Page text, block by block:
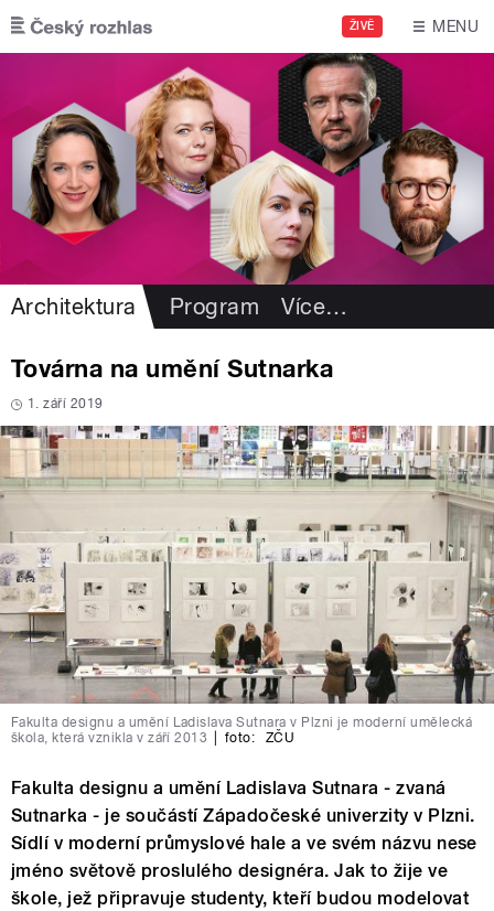
Přejít k hlavnímu obsahu
ŽIVĚ MENU
Architektura Program Více…
Továrna na umění Sutnarka
1. září 2019
Fakulta designu a umění Ladislava Sutnara v Plzni je moderní umělecká
škola, která vznikla v září 2013
foto: ZČU
Fakulta designu a umění Ladislava Sutnara - zvaná
Sutnarka - je součástí Západočeské univerzity v Plzni.
Sídlí v moderní průmyslové hale a ve svém názvu nese
jméno světově proslulého designéra. Jak to žije ve
škole, jež připravuje studenty, kteří budou modelovat